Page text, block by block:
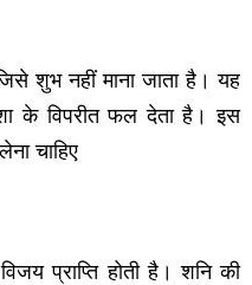
शुभ नहीं माना जाता है। यह
के विपरीत फल देता है। इस
चाहिए
प्राप्ति होती है। शनि की